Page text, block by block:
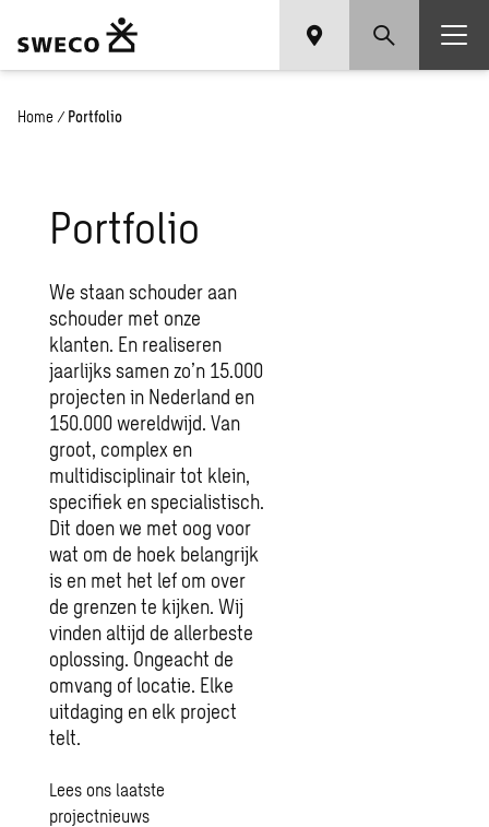
Home / Portfolio
Portfolio
We staan schouder aan
schouder met onze
klanten. En realiseren
jaarlijks samen zo’n 15.000
projecten in Nederland en
150.000 wereldwijd. Van
groot, complex en
multidisciplinair tot klein,
specifiek en specialistisch.
Dit doen we met oog voor
wat om de hoek belangrijk
is en met het lef om over
de grenzen te kijken. Wij
vinden altijd de allerbeste
oplossing. Ongeacht de
omvang of locatie. Elke
uitdaging en elk project
telt.
Lees ons laatste
projectnieuws